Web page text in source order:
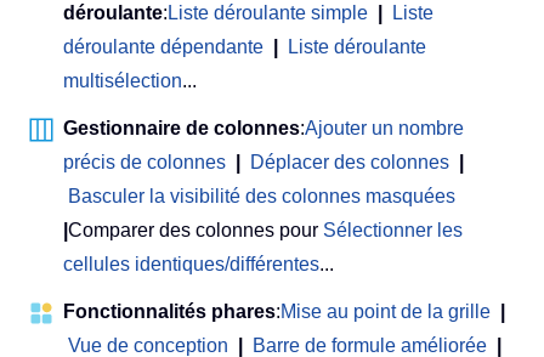
déroulante: Liste déroulante simple
Liste
déroulante dépendante
Liste déroulante
multisélection...
Gestionnaire de colonnes:Ajouter un nombre
précis de colonnes
Déplacer des colonnes
Basculer la visibilité des colonnes masquées
Comparer des colonnes pour Sélectionner les
cellules identiques/différentes...
Fonctionnalités phares:Mise au point de la grille
Vue de conception
Barre de formule améliorée